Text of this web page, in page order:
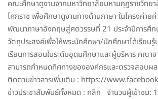
คณะศึกษาดูงานจากมหาวิทยาลัยมหามกุฏราชวิทยา
โศกราช เพื่อศึกษาดูงานทางด้านภาษา ในโครงค่าย
พัฒนาภาษาอังกฤษสู่ศตวรรษที่ 21 ประจำปีการศึ
วัตถุประสงค์เพื่อให้พระนักศึกษา/นักศึกษาได้เรียนรู้
เรียนการสอนในระดับอุดมศึกษาและผู้บริหาร คณาจ
สามารถกำหนดทิศทางขององค์กรและตรวจสอบผ
ติดตามข่าวสารเพิ่มเติม : https://
ข่าวประชาสัมพันธ์ทั้งหมด : คลิก จำนวนผู้เข้าชม: